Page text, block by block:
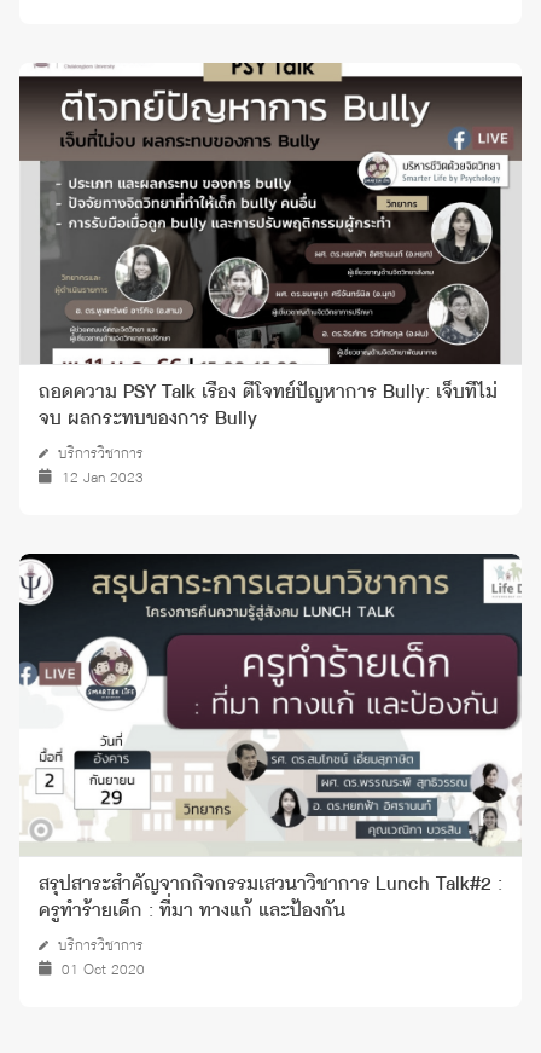
ถอดความ PSY Talk เรื่อง ตีโจทย์ปัญหาการ Bully: เจ็บที่ไม่
จบ ผลกระทบของการ Bully
บริการวิชาการ
12 Jan 2023
สรุปสาระสำคัญจากกิจกรรมเสวนาวิชาการ Lunch Talk#2 :
ครูทำร้ายเด็ก : ที่มา ทางแก้ และป้องกัน
บริการวิชาการ
01 Oct 2020